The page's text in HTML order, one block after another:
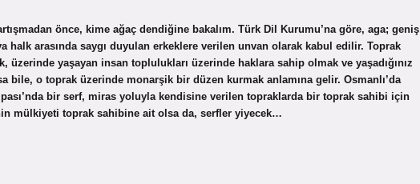
önce, kime ağaç dendiğine bakalım. Türk Dil Kurumu’na göre, aga; geniş
halk arasında saygı duyulan erkeklere verilen unvan olarak kabul edilir. Toprak
üzerinde yaşayan insan toplulukları üzerinde haklara sahip olmak ve yaşadığınız
bile, o toprak üzerinde monarşik bir düzen kurmak anlamına gelir. Osmanlı’da
bir serf, miras yoluyla kendisine verilen topraklarda bir toprak sahibi için
mülkiyeti toprak sahibine ait olsa da, serfler yiyecek…